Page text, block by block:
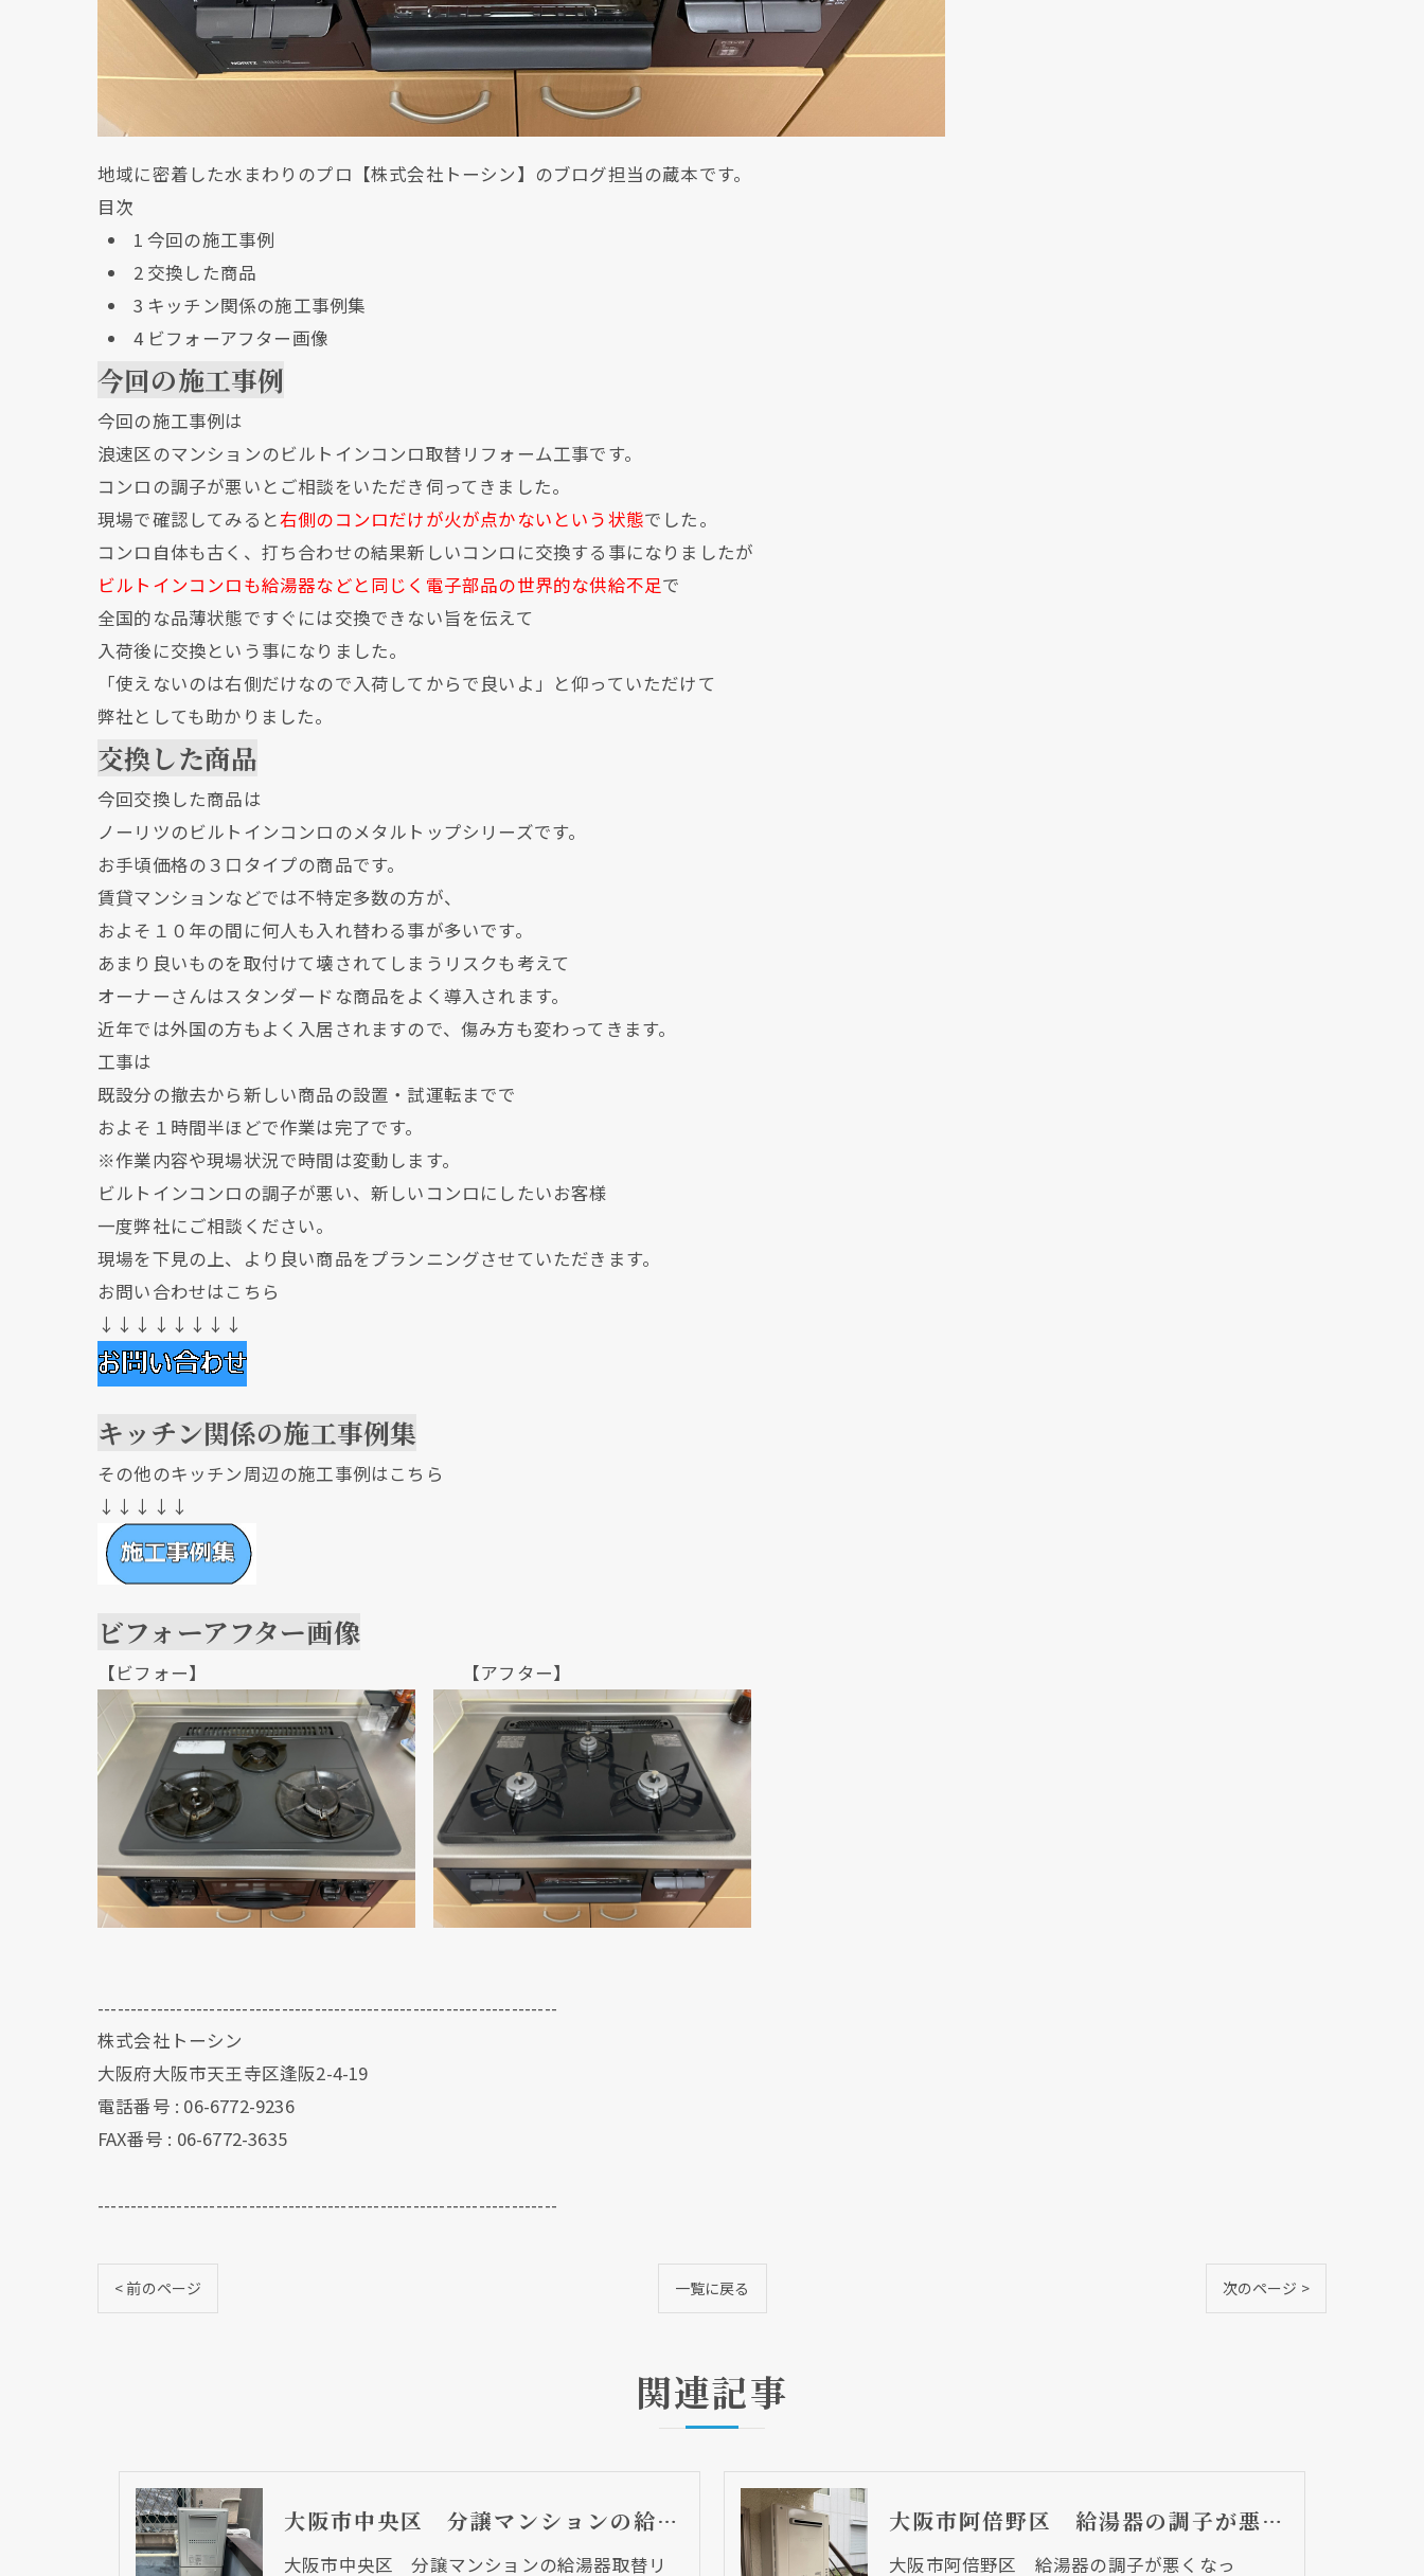
地域に密着した水まわりのプロ【株式会社トーシン】のブログ担当の蔵本です。
目次
1 今回の施工事例
2交換した商品
3 キッチン関係の施工事例集
4ビフォーアフター画像
今回の施工事例
今回の施工事例は
浪速区のマンションのビルトインコンロ取替リフォーム工事です。
コンロの調子が悪いとご相談をいただき伺ってきました。
現場で確認してみると右側のコンロだけが火が点かないという状態でした。
コンロ自体も古く、打ち合わせの結果新しいコンロに交換する事になりましたが
ビルトインコンロも給湯器などと同じく電子部品の世界的な供給不足で
全国的な品薄状態ですぐには交換できない旨を伝えて
入荷後に交換という事になりました。
「使えないのは右側だけなので入荷してからで良いよ」と仰っていただけて
弊社としても助かりました。
交換した商品
今回交換した商品は
ノーリツのビルトインコンロのメタルトップシリーズです。
お手頃価格の３口タイプの商品です。
賃貸マンションなどでは不特定多数の方が、
およそ１０年の間に何人も入れ替わる事が多いです。
あまり良いものを取付けて壊されてしまうリスクも考えて
オーナーさんはスタンダードな商品をよく導入されます。
近年では外国の方もよく入居されますので、傷み方も変わってきます。
工事は
既設分の撤去から新しい商品の設置・試運転までで
およそ１時間半ほどで作業は完了です。
※作業内容や現場状況で時間は変動します。
ビルトインコンロの調子が悪い、新しいコンロにしたいお客様
一度弊社にご相談ください。
現場を下見の上、より良い商品をプランニングさせていただきます。
お問い合わせはこちら
↓↓↓↓↓↓↓↓
キッチン関係の施工事例集
その他のキッチン周辺の施工事例はこちら
↓↓↓↓↓
ビフォーアフター画像
【ビフォー】 【アフター】
----------------------------------------------------------------------
株式会社トーシン
大阪府大阪市天王寺区逢阪2-4-19
電話番号 : 06-6772-9236
FAX番号 : 06-6772-3635
----------------------------------------------------------------------
< 前のページ 一覧に戻る 次のページ >
関連記事
大阪市中央区 分譲マンションの給湯器取替リフォーム工事 UV除菌機能搭載給湯器
大阪市中央区 分譲マンションの給湯器取替リ
大阪市阿倍野区 給湯器の調子が悪くなって・・・
大阪市阿倍野区 給湯器の調子が悪くなっ
現在、新聞に入っている折込チラシです。
現在、新聞に入っている折込チラシです。